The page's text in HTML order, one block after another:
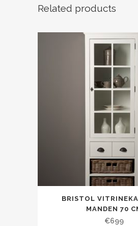
Related products
BRISTOL
MANDEN 70
€699